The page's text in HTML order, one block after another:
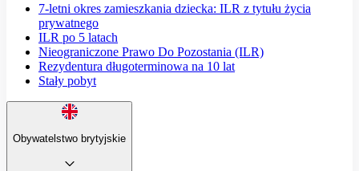
7-letni okres zamieszkania dziecka: ILR z tytułu życia
prywatnego
ILR po 5 latach
Nieograniczone Prawo Do Pozostania (ILR)
Rezydentura długoterminowa na 10 lat
Stały pobyt
Obywatelstwo brytyjskie